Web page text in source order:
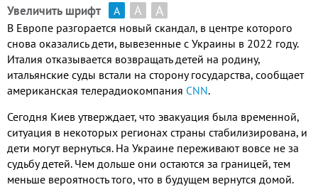
Увеличить шрифт А А А
В Европе разгорается новый скандал, в центре которого
снова оказались дети, вывезенные с Украины в 2022 году.
Италия отказывается возвращать детей на родину,
итальянские суды встали на сторону государства, сообщает
американская телерадиокомпания CNN.
Сегодня Киев утверждает, что эвакуация была временной,
ситуация в некоторых регионах страны стабилизирована, и
дети могут вернуться. На Украине переживают вовсе не за
судьбу детей. Чем дольше они остаются за границей, тем
меньше вероятность того, что в будущем вернутся домой.